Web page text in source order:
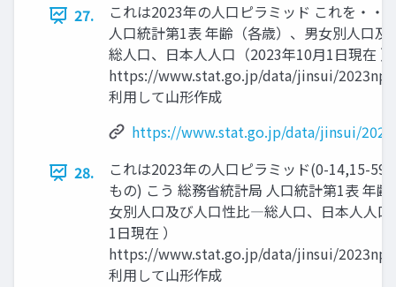
27.
これは2023年の人口ピラミッド これを・・
人口統計第1表 年齢（各歳）、男女別人口
総人口、日本人人口（2023年10月1日現在 ）
https://www.stat.go.jp/data/jinsui/
利用して山形作成
https://www.stat.go.jp/data/jinsui/
28.
これは2023年の人口ピラミッド(0-14,15-
もの) こう 総務省統計局 人口統計第1表 年
女別人口及び人口性比―総人口、日本人人
1日現在 ）
https://www.stat.go.jp/data/jinsui/
利用して山形作成